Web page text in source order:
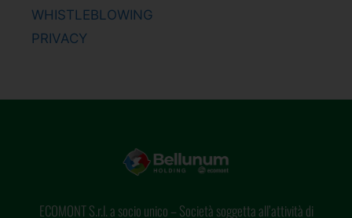
WHISTLEBLOWING
PRIVACY
ECOMONT S.r.l. a socio unico – Società soggetta all’attività di